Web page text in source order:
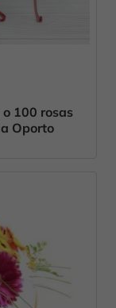
100 rosas
Oporto